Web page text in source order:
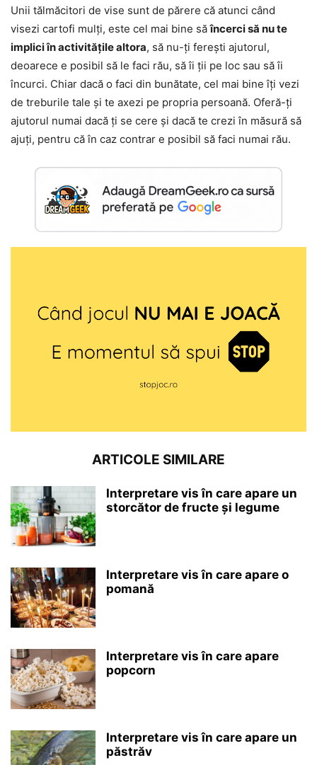
Unii tălmăcitori de vise sunt de părere că atunci când
visezi cartofi mulți, este cel mai bine săîncerci să nu te
implici în activitățile altora, să nu-ți ferești ajutorul,
deoarece e posibil să le faci rău, să îi ții pe loc sau să îi
încurci. Chiar dacă o faci din bunătate, cel mai bine îți vezi
de treburile tale și te axezi pe propria persoană. Oferă-ți
ajutorul numai dacă ți se cere și dacă te crezi în măsură să
ajuți, pentru că în caz contrar e posibil să faci numai rău.
ARTICOLE SIMILARE
Interpretare vis în care apare un
storcător de fructe și legume
Interpretare vis în care apare o
pomană
Interpretare vis în care apare
popcorn
Interpretare vis în care apare un
păstrăv